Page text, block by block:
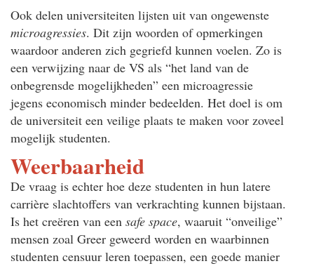
Ook delen universiteiten lijsten uit van ongewenste
microagressies. Dit zijn woorden of opmerkingen
waardoor anderen zich gegriefd kunnen voelen. Zo is
een verwijzing naar de VS als “het land van de
onbegrensde mogelijkheden” een microagressie
jegens economisch minder bedeelden. Het doel is om
de universiteit een veilige plaats te maken voor zoveel
mogelijk studenten.
Weerbaarheid
De vraag is echter hoe deze studenten in hun latere
carrière slachtoffers van verkrachting kunnen bijstaan.
Is het creëren van een safe space, waaruit “onveilige”
mensen zoal Greer geweerd worden en waarbinnen
studenten censuur leren toepassen, een goede manier